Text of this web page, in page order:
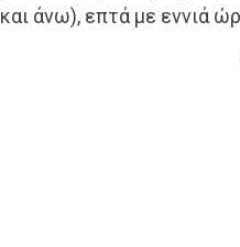
και άνω), επτά με εννιά